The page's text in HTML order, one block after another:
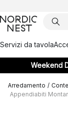
Servizi da tavola
Weekend
Arredamento /
Appendiabiti